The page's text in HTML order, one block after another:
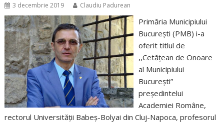
3 decembrie 2019 Claudiu Padurean
Primăria Municipiului
București (PMB) i-a
oferit titlul de
,,Cetăţean de Onoare
al Municipiului
Bucureşti”
președintelui
Academiei Române,
rectorul Universității Babeș-Bolyai din Cluj-Napoca, profesorul